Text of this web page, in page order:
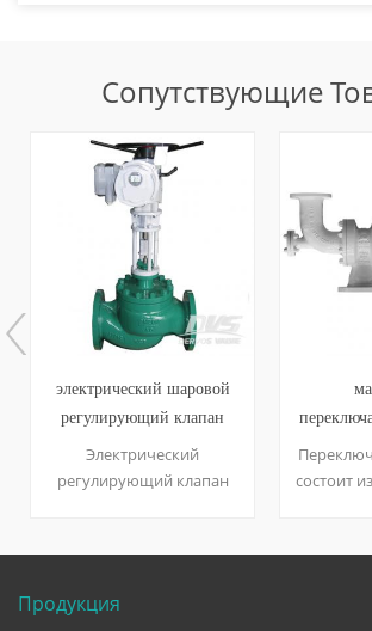
Сопутствующие
электрический шаровой
регулирующий клапан
wcb pn40 dn200 rf
Электрический
регулирующий клапан
предназначенной для
регулирования расхода У
состоит
один -
Продукция